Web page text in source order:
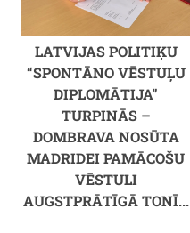
LATVIJAS POLITIĶU
“SPONTĀNO VĒSTUĻU
DIPLOMĀTIJA”
TURPINĀS –
DOMBRAVA NOSŪTA
MADRIDEI PAMĀCOŠU
VĒSTULI
AUGSTPRĀTĪGĀ TONĪ...